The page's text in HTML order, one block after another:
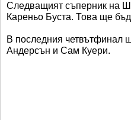
Следващият съперник на
Кареньо Буста. Това ще
В последния четвътфинал
Андерсън и Сам Куери.